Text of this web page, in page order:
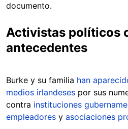
documento.
Activistas políticos
antecedentes
Burke y su familia han
medios irlandeses por sus
contra instituciones
empleadores y asociaciones